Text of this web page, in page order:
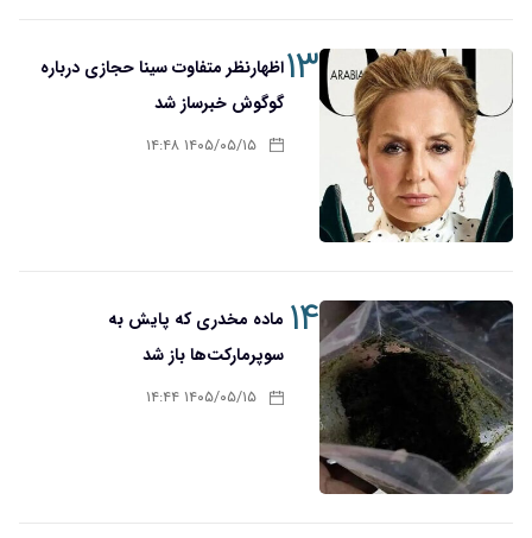
۱۳اظهارنظر متفاوت سینا حجازی درباره
گوگوش خبرساز شد
۱۴۰۵/۰۵/۱۵ ۱۴:۴۸
۱۴ ماده مخدری که پایش به
سوپرمارکت‌ها باز شد
۱۴۰۵/۰۵/۱۵ ۱۴:۴۴